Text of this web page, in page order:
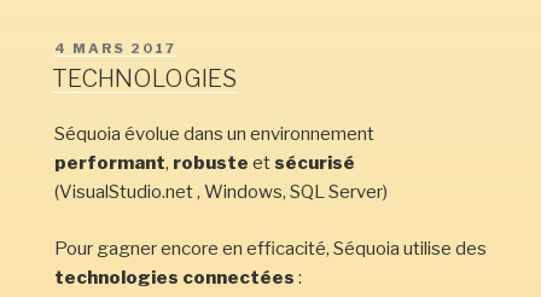
PUBLIÉ
LE
4 MARS 2017
TECHNOLOGIES
Séquoia évolue dans un environnement
performant, robuste etsécurisé
(VisualStudio.net , Windows, SQL Server)
Pour gagner encore en efficacité, Séquoia utilise des
technologies connectées :